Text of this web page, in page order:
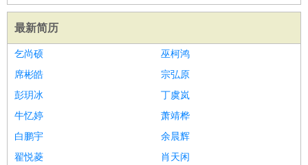
最新简历
乞尚硕
巫柯鸿
席彬皓
宗弘原
彭玥冰
丁虞岚
牛忆婷
萧靖桦
白鹏宇
余晨辉
翟悦菱
肖天闲